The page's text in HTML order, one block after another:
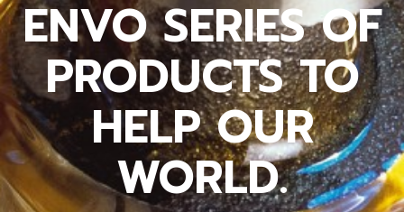
ENVO SERIES OF
PRODUCTS TO
HELP OUR
WORLD.